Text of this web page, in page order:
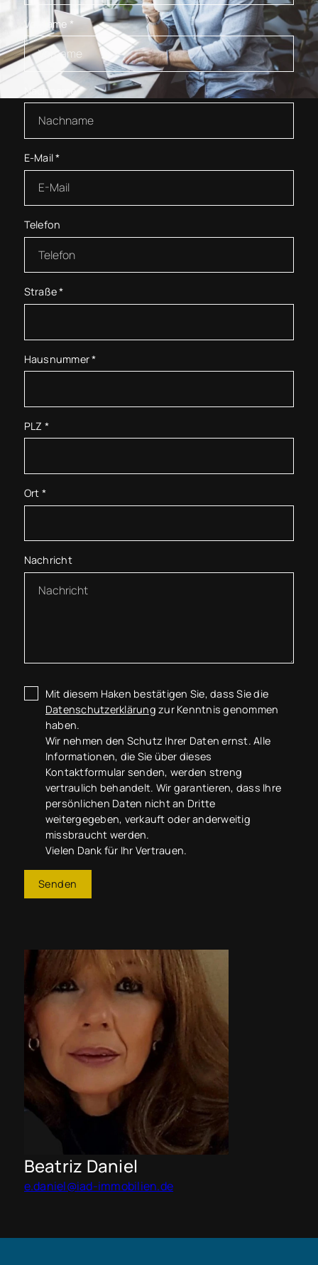
Vorname *
Nachname*
E-Mail*
Telefon
Straße*
Hausnummer*
PLZ *
Ort *
Nachricht
Mit diesem Haken bestätigen Sie, dass Sie die
Datenschutzerklärung zur Kenntnis genommen
haben.
Wir nehmen den Schutz Ihrer Daten ernst. Alle
Informationen, die Sie über dieses
Kontaktformular senden, werden streng
vertraulich behandelt. Wir garantieren, dass Ihre
persönlichen Daten nicht an Dritte
weitergegeben, verkauft oder anderweitig
missbraucht werden.
Vielen Dank für Ihr Vertrauen.
Senden
Beatriz Daniel
e.daniel@iad-immobilien.de